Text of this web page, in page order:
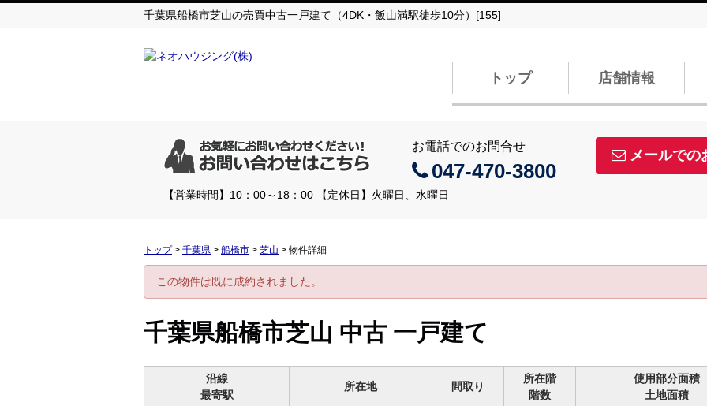
千葉県船橋市芝山の売買中古一戸建て（4DK・飯山満駅徒歩10分）[155]
トップ 店舗情報
お電話でのお問合せ
047-470-3800
メールでの
【営業時間】10：00～18：00 【定休日】火曜日、水曜日
トップ> 千葉県 > 船橋市 > 芝山 > 物件詳細
この物件は既に成約されました。
千葉県船橋市芝山 中古 一戸建て
沿線
最寄駅
所在地 間取り
所在階
階数
使用部分面積
土地面積